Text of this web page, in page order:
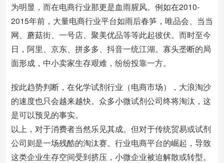
为明显，而在电商行业那更是血雨腥风。例如在2010-
2015年前，大量电商行业平台如雨后春笋，唯品会、当当
网、蘑菇街、一号店、聚美优品等等此起彼伏。而时至今
日，阿里、京东、拼多多、抖音一统江湖。寡头垄断的局
面形成，中小卖家生存艰难，纷纷投靠一方。
按此趋势判断，在化学试剂行业（电商市场），大浪淘沙
的速度也只会越来越快。众多小微试剂公司终将淘汰，这
是可以预见的事实。
以上，对于消费者当然乐见其成。但对于传统贸易或试剂
公司则是一场残酷的淘汰赛。行业电商平台的崛起，导致
这类企业生存空间受到挤压，小微企业被迫解散或转型。